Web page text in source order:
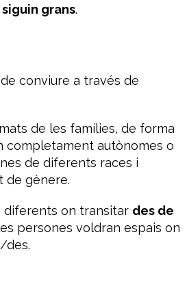
grans.
conviure a través de
de les famílies, de forma
completament autònomes o
de diferents races i
de gènere.
diferents on transitar des de
persones voldran espais on
des.